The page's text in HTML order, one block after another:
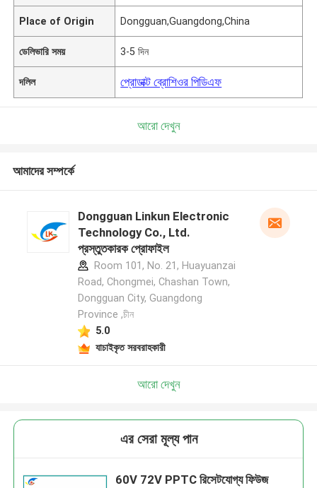
Place of Origin Dongguan,Guangdong,China
ডেলিভারি সময় 3-5 দিন
দলিল প্রোডাক্ট ব্রোশিওর পিডিএফ
আরো দেখুন
আমাদের সম্পর্কে
Dongguan Linkun Electronic
Technology Co., Ltd.
প্রস্তুতকারক প্রোফাইল
Room 101, No. 21, Huayuanzai
Road, Chongmei, Chashan Town,
Dongguan City, Guangdong
Province ,চীন
5.0
যাচাইকৃত সরবরাহকারী
আরো দেখুন
এর সেরা মূল্য পান
60V 72V PPTC রিসেটযোগ্য ফিউজ